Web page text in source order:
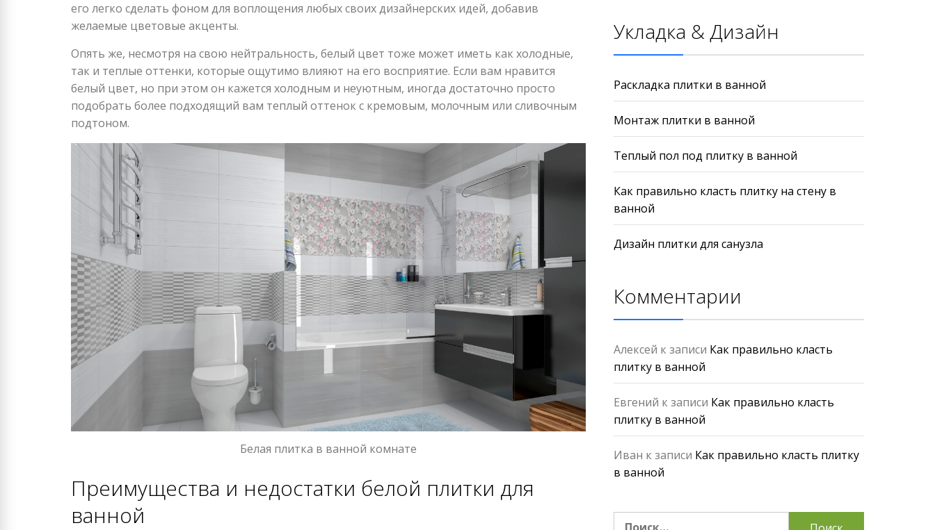
его легко сделать фоном для воплощения любых своих дизайнерских идей, добавив
желаемые цветовые акценты.
Опять же, несмотря на свою нейтральность, белый цвет тоже может иметь как холодные,
так и теплые оттенки, которые ощутимо влияют на его восприятие. Если вам нравится
белый цвет, но при этом он кажется холодным и неуютным, иногда достаточно просто
подобрать более подходящий вам теплый оттенок с кремовым, молочным или сливочным
подтоном.
Белая плитка в ванной комнате
Преимущества и недостатки белой плитки для
ванной
Укладка & Дизайн
Раскладка плитки в ванной
Монтаж плитки в ванной
Теплый пол под плитку в ванной
Как правильно класть плитку на стену в
ванной
Дизайн плитки для санузла
Комментарии
Алексей к записи Как правильно класть
плитку в ванной
Евгений к записи Как правильно класть
плитку в ванной
Иван к записи Как правильно класть плитку
в ванной
Найти: